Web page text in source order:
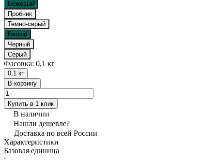
Бежевый
Пробник
Темно-серый
Белый
Черный
Серый
Фасовка: 0,1 кг
0,1 кг
В корзину
Купить в 1 клик
В наличии
Нашли дешевле?
Доставка по всей России
Характеристики
Базовая единица